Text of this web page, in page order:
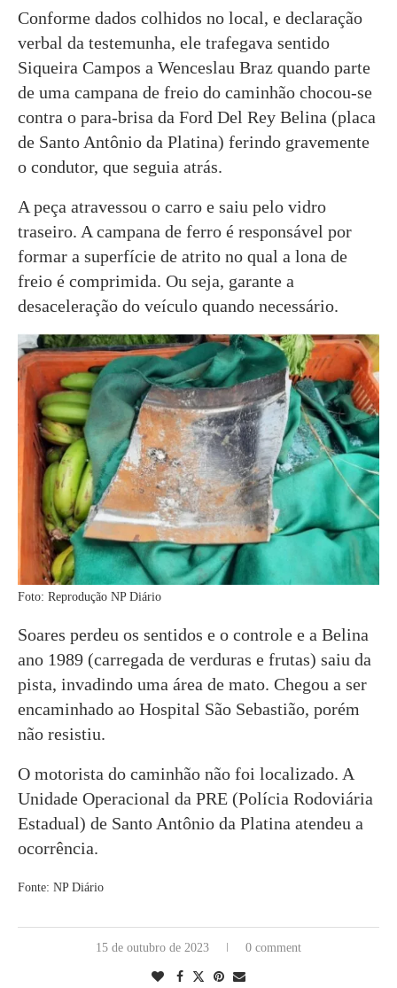
Conforme dados colhidos no local, e declaração
verbal da testemunha, ele trafegava sentido
Siqueira Campos a Wenceslau Braz quando parte
de uma campana de freio do caminhão chocou-se
contra o para-brisa da Ford Del Rey Belina (placa
de Santo Antônio da Platina) ferindo gravemente
o condutor, que seguia atrás.
A peça atravessou o carro e saiu pelo vidro
traseiro. A campana de ferro é responsável por
formar a superfície de atrito no qual a lona de
freio é comprimida. Ou seja, garante a
desaceleração do veículo quando necessário.
Foto: Reprodução NP Diário
Soares perdeu os sentidos e o controle e a Belina
ano 1989 (carregada de verduras e frutas) saiu da
pista, invadindo uma área de mato. Chegou a ser
encaminhado ao Hospital São Sebastião, porém
não resistiu.
O motorista do caminhão não foi localizado. A
Unidade Operacional da PRE (Polícia Rodoviária
Estadual) de Santo Antônio da Platina atendeu a
ocorrência.
Fonte: NP Diário
15 de outubro de 2023 0 comment